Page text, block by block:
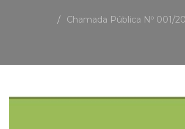
Chamada Pública Nº 001/